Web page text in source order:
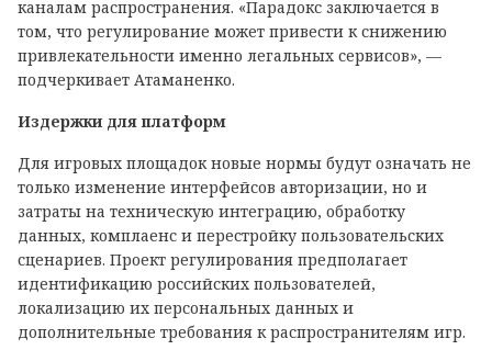
каналам распространения. «Парадокс заключается в
том, что регулирование может привести к снижению
привлекательности именно легальных сервисов», —
подчеркивает Атаманенко.
Издержки для платформ
Для игровых площадок новые нормы будут означать не
только изменение интерфейсов авторизации, но и
затраты на техническую интеграцию, обработку
данных, комплаенс и перестройку пользовательских
сценариев. Проект регулирования предполагает
идентификацию российских пользователей,
локализацию их персональных данных и
дополнительные требования к распространителям игр.